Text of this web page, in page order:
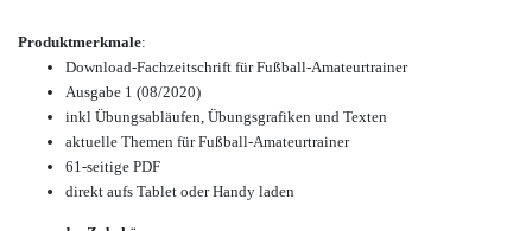
Produktmerkmale:
Download-Fachzeitschrift für Fußball-Amateurtrainer
Ausgabe 1 (08/2020)
inkl Übungsabläufen, Übungsgrafiken und Texten
aktuelle Themen für Fußball-Amateurtrainer
61-seitige PDF
direkt aufs Tablet oder Handy laden